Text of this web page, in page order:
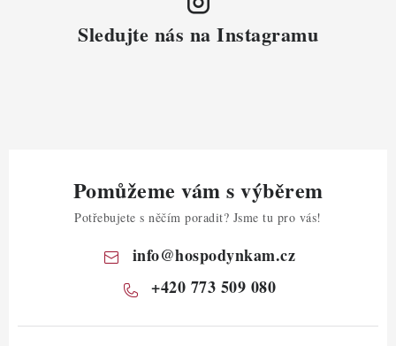
Sledujte nás na Instagramu
Pomůžeme vám s výběrem
Potřebujete s něčím poradit? Jsme tu pro vás!
info@hospodynkam.cz
+420 773 509 080